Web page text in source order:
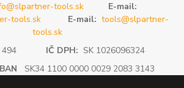
tools.sk
E-mail:
tools.sk
E-mail: tools@slpartner-
tools.sk
494 IČ DPH: SK 1026096324
SK34 1100 0000 0029 2083 3143